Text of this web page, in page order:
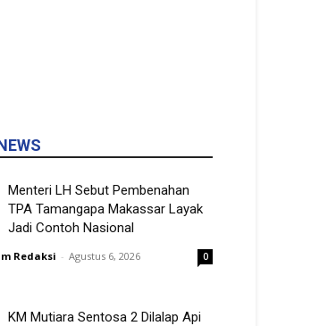
Menteri LH Sebut Pembenahan
TPA Tamangapa Makassar Layak
Jadi Contoh Nasional
Redaksi - Agustus 6, 2026 0
KM Mutiara Sentosa 2 Dilalap Api